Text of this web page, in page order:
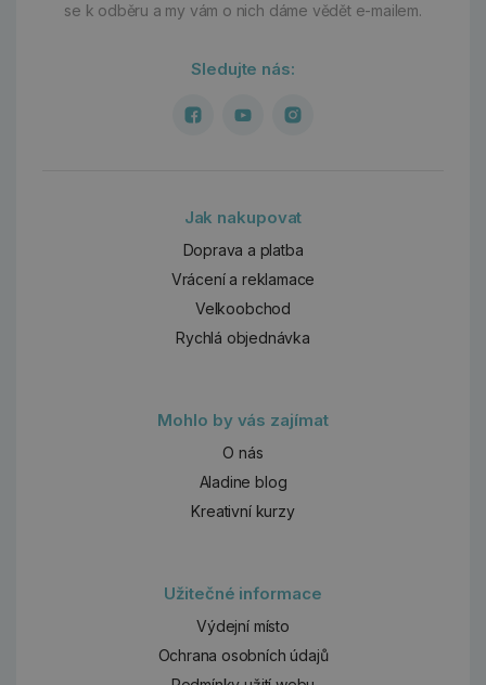
se k odběru a my vám o nich dáme vědět e-mailem.
Sledujte nás:
Jak nakupovat
Doprava a platba
Vrácení a reklamace
Velkoobchod
Rychlá objednávka
Mohlo by vás zajímat
O nás
Aladine blog
Kreativní kurzy
Užitečné informace
Výdejní místo
Ochrana osobních údajů